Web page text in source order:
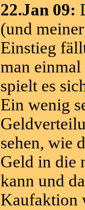
22.Jan 09:
(und
Einstieg
man einmal
spielt es
Ein wenig
sehen, wie
Geld in die
kann und
Kaufaktion